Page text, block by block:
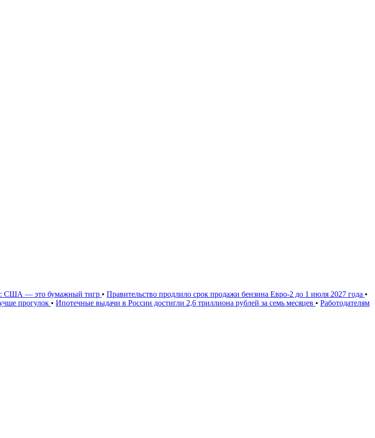
США — это бумажный тигр • Правительство продлило срок продажи бензина Евро-2 до 1 июля 2027 года •
прогулок • Ипотечные выдачи в России достигли 2,6 триллиона рублей за семь месяцев • Работодателям